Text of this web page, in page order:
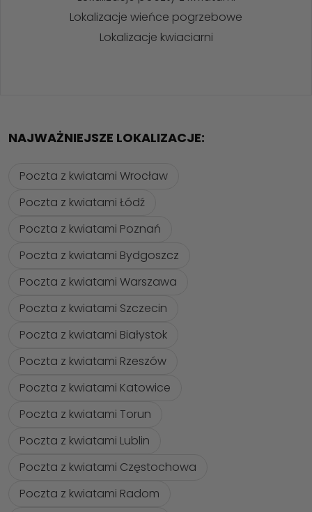
Lokalizacje wieńce pogrzebowe
Lokalizacje kwiaciarni
NAJWAŻNIEJSZE LOKALIZACJE:
Poczta z kwiatami Wrocław
Poczta z kwiatami Łódź
Poczta z kwiatami Poznań
Poczta z kwiatami Bydgoszcz
Poczta z kwiatami Warszawa
Poczta z kwiatami Szczecin
Poczta z kwiatami Białystok
Poczta z kwiatami Rzeszów
Poczta z kwiatami Katowice
Poczta z kwiatami Torun
Poczta z kwiatami Lublin
Poczta z kwiatami Częstochowa
Poczta z kwiatami Radom